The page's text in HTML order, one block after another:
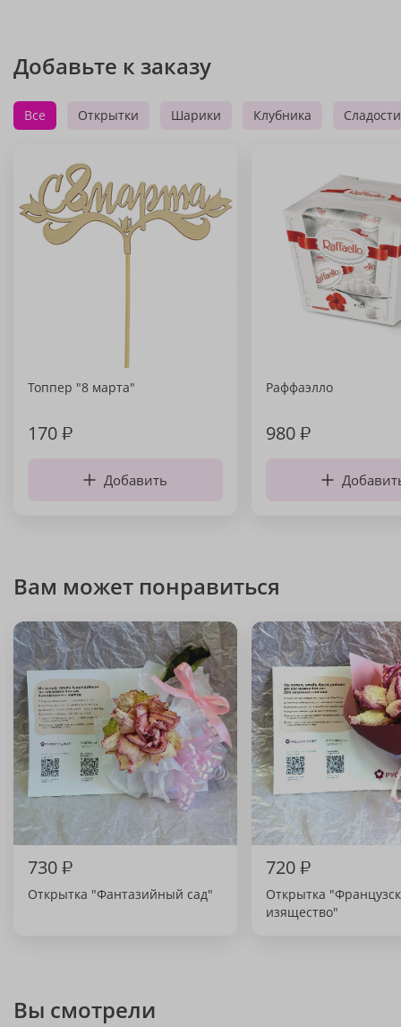
Добавьте к заказу
Все Открытки Шарики Клубника Сладости
Топпер "8 марта"
170₽
Добавить
Раффаэлло
980₽
Вам может понравиться
730₽
Открытка "Фантазийный сад"
720₽
Открытка
изящество"
Вы смотрели